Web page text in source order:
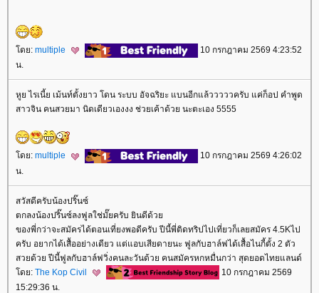
ดย: multiple
10 กรกฎาคม 2569 4:23:52
น.
หูย ไรเนี้ย เม้นท์ตั้งยาว โดน ระบบ อัจฉริยะ แบนอีกแล้วววววครับ แค่ก็อป คำพูด
สาวจิน คนสวยมา นิดเดียวเองงง ช่วยเค้าด้วย นะตะเอง 5555
ดย: multiple
10 กรกฎาคม 2569 4:26:02
น.
สวัสดีครับน้องปริ๊นซ์
ตกลงน้องปริ๊นซ์ลงฟูลใช่มั๊ยครับ ยินดีด้ว
ของพี่กว่าจะสมัครได้ตอนเที่ยงพอดีครับ ปีนี้พี่ติดทริปไปเที่ยวก็เลยสมัคร 4.5Kไป
ครับ อยากได้เสื้ออย่างเดียว แต่แอบเสียดายนะ ฟูลกับฮาล์ฟได้เสื้อไนกี้ตั้ง 2 ตัว
สวยด้วย ปีนี้ฟูลกับฮาล์ฟวิ่งคนละวันด้วย คนสมัครหกหมื่นกว่า สุดยอดไทยแลนด์
ดย: The Kop Civil
10 กรกฎาคม 2569
15:29:36 น.